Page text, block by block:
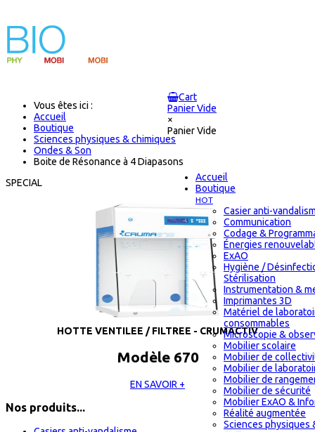
Cart
Panier Vide
×
Panier Vide
Accueil
Boutique
HOT
Casier anti-
Communication
Codage &
Énergies
ExAO
Hygiène /
Stérilisation
Instrumentation &
Imprimantes 3D
Matériel de
consommables
Microscopie &
Mobilier scolaire
Mobilier de
Mobilier de
Mobilier de
Mobilier de sécurité
Mobilier ExAO &
Réalité augmentée
Sciences physiques
Vous êtes ici :
Accueil
Boutique
Sciences physiques & chimiques
Ondes & Son
Boite de Résonance à 4 Diapasons
SPECIAL
HOTTE VENTILEE / FILTREE - CRUMACTIV
Modèle 670
EN SAVOIR +
Nos produits...